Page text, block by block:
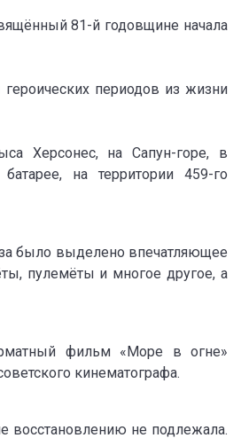
81-й годовщине начала
периодов из жизни
Херсонес, на Сапун-горе, в
на территории 459-го
было выделено впечатляющее
пулемёты и многое другое, а
фильм «Море в огне»
кинематографа.
восстановлению не подлежала.